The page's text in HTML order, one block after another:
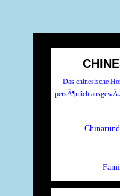
Das chinesische
persÃ¶nlich